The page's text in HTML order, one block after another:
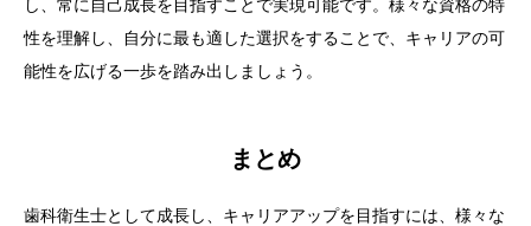
し、常に自己成長を目指すことで実現可能です。様々な資格の特
性を理解し、自分に最も適した選択をすることで、キャリアの可
能性を広げる一歩を踏み出しましょう。
まとめ
歯科衛生士として成長し、キャリアアップを目指すには、様々な